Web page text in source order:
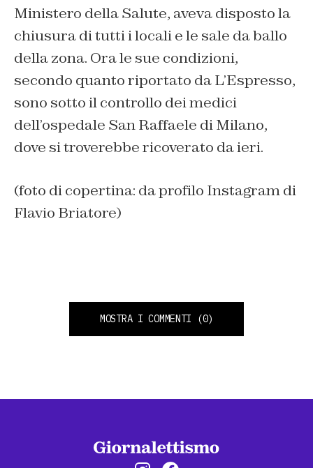
Ministero della Salute, aveva disposto la
chiusura di tutti i locali e le sale da ballo
della zona. Ora le sue condizioni,
secondo quanto riportato da L’Espresso,
sono sotto il controllo dei medici
dell’ospedale San Raffaele di Milano,
dove si troverebbe ricoverato da ieri.
(foto di copertina: da profilo Instagram di
Flavio Briatore)
MOSTRA I COMMENTI (0)